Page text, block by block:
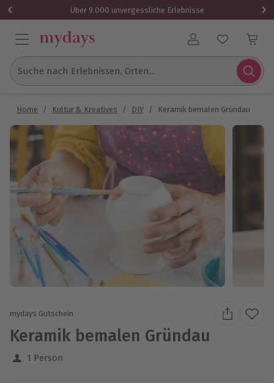
Über 9.000 unvergessliche Erlebnisse
Benutzerkonto
Suche nach Erlebnissen, Orten...
Home / Kultur & Kreatives / DIY / Keramik bemalen Gründau
mydays Gutschein
Keramik bemalen Gründau
1 Person